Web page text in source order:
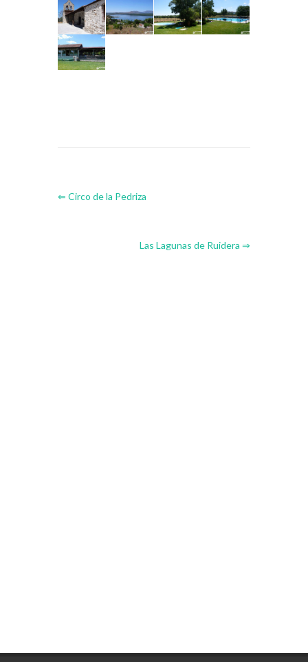
⇐ Circo de la Pedriza
Las Lagunas de Ruidera ⇒